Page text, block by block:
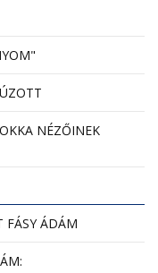
NÉZŐINEK
FÁSY ÁDÁM